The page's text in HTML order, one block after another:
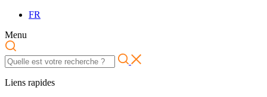
FR
Menu
Liens rapides